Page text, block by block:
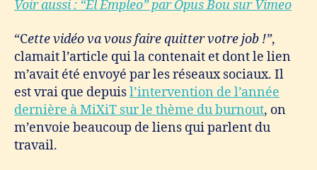
Voir aussi : “El Empleo” par Opus Bou sur Vimeo
“Cette vidéo va vous faire quitter votre job !”,
clamait l’article qui la contenait et dont le lien
m’avait été envoyé par les réseaux sociaux. Il
est vrai que depuisl’intervention de l’année
dernière à MiXiT sur le thème du burnout, on
m’envoie beaucoup de liens qui parlent du
travail.